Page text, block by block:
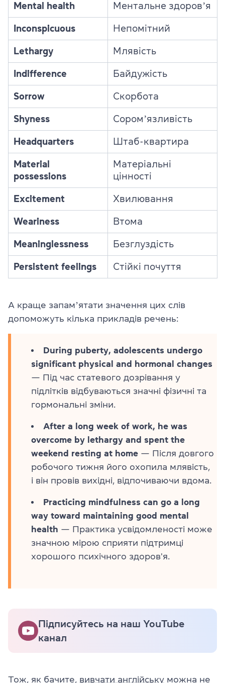
Mental health Ментальне здоровʼя
Inconspicuous Непомітний
Lethargy Млявість
Indifference Байдужість
Sorrow Скорбота
Shyness Соромʼязливість
Headquarters Штаб-квартира
Material
possessions
Матеріальні
цінності
Excitement Хвилювання
Weariness Втома
Meaninglessness Безглуздість
Persistent feelings Стійкі почуття
А краще запамʼятати значення цих слів
допоможуть кілька прикладів речень:
During puberty, adolescents undergo
significant physical and hormonal changes
— Під час статевого дозрівання у
підлітків відбуваються значні фізичні та
гормональні зміни.
After a long week of work, he was
overcome by lethargy and spent the
weekend resting at home — Після довгого
робочого тижня його охопила млявість,
і він провів вихідні, відпочиваючи вдома.
Practicing mindfulness can go a long
way toward maintaining good mental
health — Практика усвідомленості може
значною мірою сприяти підтримці
хорошого психічного здоров'я.
Підписуйтесь на наш YouTube
канал
Тож, як бачите, вивчати англійську можна не